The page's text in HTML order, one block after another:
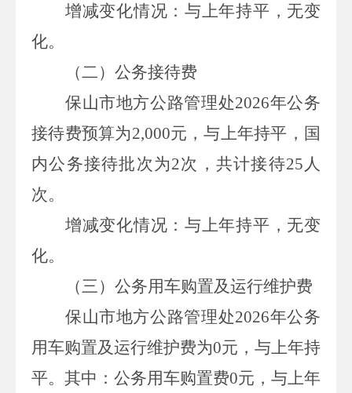
增减变化情况：与上年持平，无变
化。
（二） 公务接待费
保山市地方公路管理处2026年公务
接待费预算为2,000元，与上年持平，国
内公务接待批次为2次，共计接待25 人
次。
增减变化情况：与上年持平，无变
化。
（三） 公务用车购置及运行维护费
保山市地方公路管理处2026年公务
用车购置及运行维护费为0元，与上年持
平。其中：公务用车购置费0元，与上年